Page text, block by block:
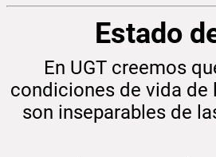
Estado
En UGT creemos
condiciones de vida de
son inseparables de